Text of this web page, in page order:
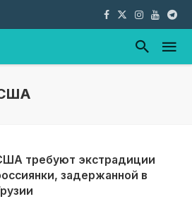
требуют экстрадиции
задержанной в